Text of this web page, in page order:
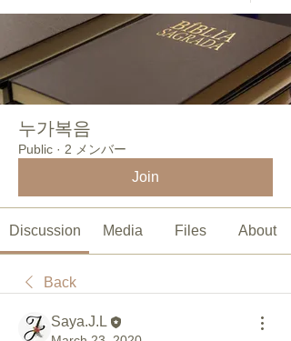
누가복음
Public · 2 メンバー
Join
Discussion Media Files About
Back
Saya.J.L